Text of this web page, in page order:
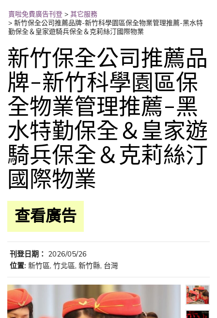
賣啦免費廣告刊登 > 其它服務
> 新竹保全公司推薦品牌-新竹科學園區保全物業管理推薦-黑水特
勤保全＆皇家遊騎兵保全＆克莉絲汀國際物業
新竹保全公司推薦品
牌-新竹科學園區保
全物業管理推薦-黑
水特勤保全＆皇家遊
騎兵保全＆克莉絲汀
國際物業
查看廣告
刊登日期： 2026/05/26
位置: 新竹區, 竹北區, 新竹縣, 台灣